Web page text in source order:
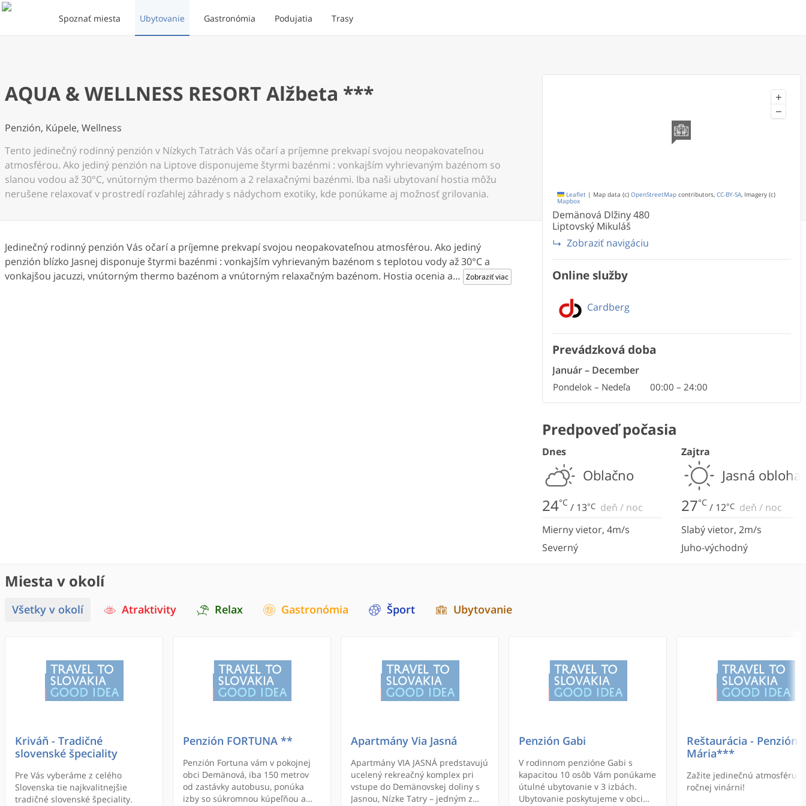
Spoznať miesta Ubytovanie Gastronómia Podujatia Trasy
AQUA & WELLNESS RESORT Alžbeta ***
Penzión, Kúpele, Wellness
Tento jedinečný rodinný penzión v Nízkych Tatrách Vás očarí a príjemne prekvapí svojou neopakovateľnou
atmosférou. Ako jediný penzión na Liptove disponujeme štyrmi bazénmi : vonkajším vyhrievaným bazénom so
slanou vodou až 30°C, vnútorným thermo bazénom a 2 relaxačnými bazénmi. Iba naši ubytovaní hostia môžu
nerušene relaxovať v prostredí rozľahlej záhrady s nádychom exotiky, kde ponúkame aj možnosť grilovania.
Jedinečný rodinný penzión Vás očarí a príjemne prekvapí svojou neopakovateľnou atmosférou. Ako jediný
penzión blízko Jasnej disponuje štyrmi bazénmi : vonkajším vyhrievaným bazénom s teplotou vody až 30°C a
vonkajšou jacuzzi, vnútorným thermo bazénom a vnútorným relaxačným bazénom. Hostia ocenia a… Zobraziť viac
+
−
Leaflet | Map data (c) OpenStreetMap contributors, CC-BY-SA, Imagery (c)
Mapbox
Demänová Dlžiny480
Liptovský Mikuláš
Zobraziť navigáciu
Online služby
Cardberg
Prevádzková doba
Január– December
Pondelok – Nedeľa 00:00 – 24:00
Predpoveď počasia
Dnes
Oblačno
24°C / 13°C deň / noc
Mierny vietor, 4m/s
Severný
Zajtra
Jasná obloha
27°C / 12°C deň / noc
Slabý vietor, 2m/s
Juho-východný
Miesta v okolí
Všetky v okolí Atraktivity Relax Gastronómia Šport Ubytovanie
Kriváň - Tradičné
slovenské špeciality
Pre Vás vyberáme z celého
Slovenska tie najkvalitnejšie
tradičné slovenské špeciality.
Penzión FORTUNA **
Penzión Fortuna vám v pokojnej
obci Demänová, iba 150 metrov
od zastávky autobusu, ponúka
izby so súkromnou kúpeľňou a
Apartmány Via Jasná
Apartmány VIA JASNÁ predstavujú
ucelený rekreačný komplex pri
vstupe do Demänovskej doliny s
Jasnou, Nízke Tatry – jedným z
Penzión Gabi
V rodinnom penzióne Gabi s
kapacitou 10 osôb Vám ponúkame
útulné ubytovanie v 3 izbách.
Ubytovanie poskytujeme v obci
Reštaurácia - Penzión
Mária***
Zažite jedinečnú atmosféru v
ročnej vinárni!